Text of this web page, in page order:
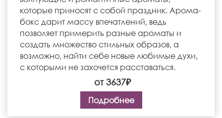
которые приносят с собой праздник. Арома-
бокс дарит массу впечатлений, ведь
позволяет примерить разные ароматы и
создать множество стильных образов, а
возможно, найти себе новые любимые духи,
с которыми не захочется расставаться.
от 3637₽
Подробнее